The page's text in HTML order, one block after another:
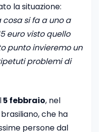
la situazione:
cosa si fa a uno a
euro visto quello
punto invieremo un
problemi di
5 febbraio, nel
che ha
persone dal